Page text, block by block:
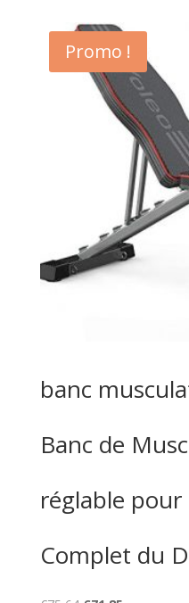
était :
€49,99.
est :
€39,99.
Promo !
banc
Banc de
réglable pour
Complet du